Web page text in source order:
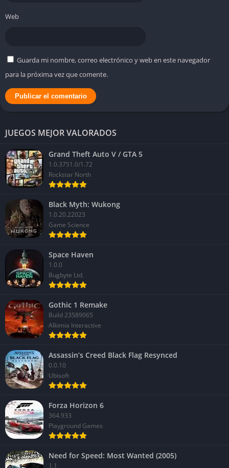
Web
Guarda mi nombre, correo electrónico y web en este navegador
para la próxima vez que comente.
JUEGOS MEJOR VALORADOS
Grand Theft Auto V / GTA 5
1.0.3751.0/1.72
Rockstar North
Black Myth: Wukong
1.0.20.22023
Game Science
Space Haven
1.0.0
Bugbyte Ltd.
Gothic 1 Remake
Build 23589065
Alkimia Interactive
Assassin’s Creed Black Flag Resynced
0.0.10
Ubisoft
Forza Horizon 6
364.933
Playground Games
Need for Speed: Most Wanted (2005)
1.1